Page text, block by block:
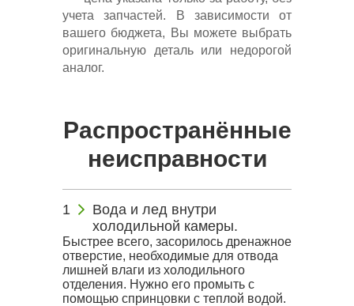
учета запчастей. В зависимости от
вашего бюджета, Вы можете выбрать
оригинальную деталь или недорогой
аналог.
Распространённые
неисправности
Вода и лед внутри
холодильной камеры.
Быстрее всего, засорилось дренажное
отверстие, необходимые для отвода
лишней влаги из холодильного
отделения. Нужно его промыть с
помощью спринцовки с теплой водой.